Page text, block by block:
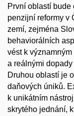
První oblastí
penzijní reformy v
zemí, zejména
behaviorálních
vést k
a reálnými dopady
Druhou oblastí je
daňových úniků.
k unikátním
skrytého jednání,